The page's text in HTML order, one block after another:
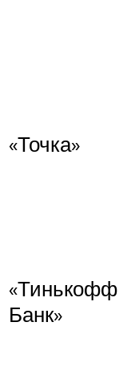
«Точка»
«Тинькофф
Банк»